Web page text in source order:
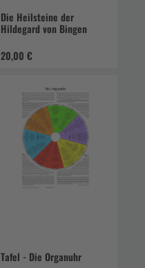
Die Heilsteine der
Hildegard von Bingen
20,00 €
Tafel - Die Organuhr